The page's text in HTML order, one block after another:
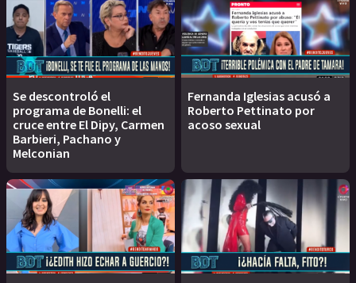
Se descontroló el
programa de Bonelli: el
cruce entre El Dipy, Carmen
Barbieri, Pachano y
Melconian
Fernanda Iglesias acusó a
Roberto Pettinato por
acoso sexual